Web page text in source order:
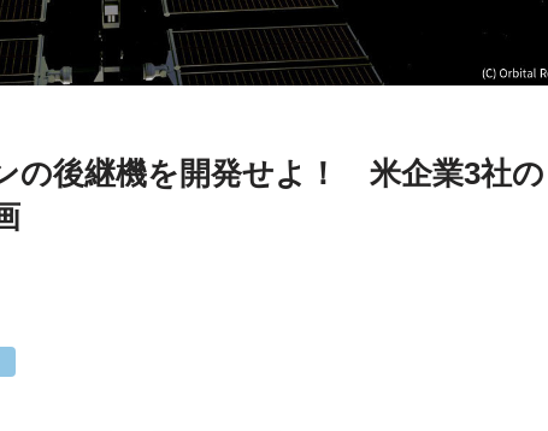
の後継機を開発せよ！ 米企業3社の